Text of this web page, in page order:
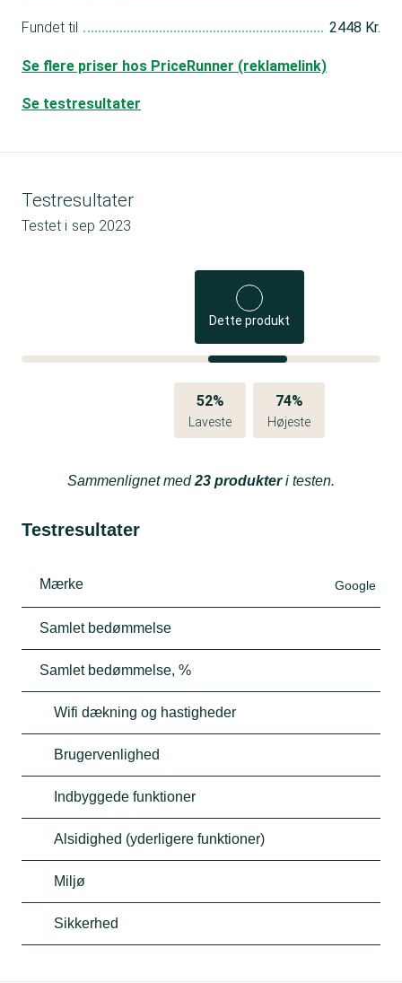
Fundet til 2448 Kr.
Se flere priser hos PriceRunner (reklamelink)
Se testresultater
Testresultater
Testet i sep 2023
Dette produkt
52%
Laveste
74%
Højeste
Sammenlignet med23 produkteri testen.
Testresultater
Mærke Google
Samlet bedømmelse
Samlet bedømmelse, %
Wifi dækning og hastigheder
Brugervenlighed
Indbyggede funktioner
Alsidighed (yderligere funktioner)
Miljø
Sikkerhed